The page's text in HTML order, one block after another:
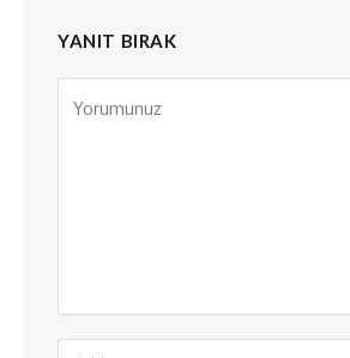
YANIT BIRAK